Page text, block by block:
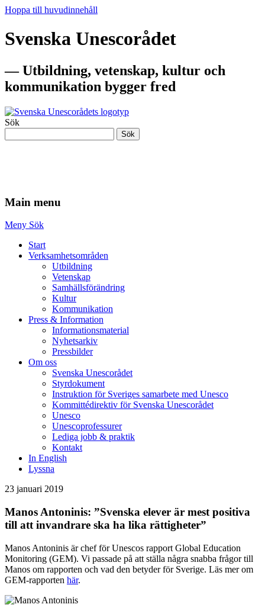
Hoppa till huvudinnehåll
Svenska Unescorådet
— Utbildning, vetenskap, kultur och
kommunikation bygger fred
Sök
Sök
Main menu
Meny Sök
Start
Verksamhetsområden
Utbildning
Vetenskap
Samhällsförändring
Kultur
Kommunikation
Press & Information
Informationsmaterial
Nyhetsarkiv
Pressbilder
Om oss
Svenska Unescorådet
Styrdokument
Instruktion för Sveriges samarbete med Unesco
Kommittédirektiv för Svenska Unescorådet
Unesco
Unescoprofessurer
Lediga jobb & praktik
Kontakt
In English
Lyssna
23 januari 2019
Manos Antoninis: ”Svenska elever är mest positiva
till att invandrare ska ha lika rättigheter”
Manos Antoninis är chef för Unescos rapport Global Education
Monitoring (GEM). Vi passade på att ställa några snabba frågor till
Manos om rapporten och vad den betyder för Sverige. Läs mer om
GEM-rapporten här.